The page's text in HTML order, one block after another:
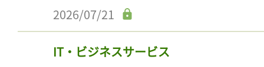
2026/07/21
IT・ビジネスサービス